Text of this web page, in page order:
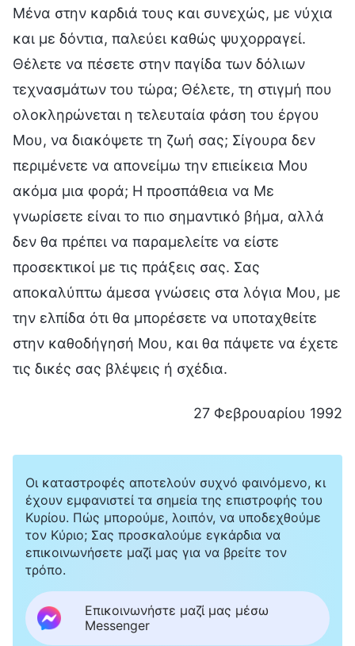
Μένα στην καρδιά τους και συνεχώς, με νύχια
και με δόντια, παλεύει καθώς ψυχορραγεί.
Θέλετε να πέσετε στην παγίδα των δόλιων
τεχνασμάτων του τώρα; Θέλετε, τη στιγμή που
ολοκληρώνεται η τελευταία φάση του έργου
Μου, να διακόψετε τη ζωή σας; Σίγουρα δεν
περιμένετε να απονείμω την επιείκεια Μου
ακόμα μια φορά; Η προσπάθεια να Με
γνωρίσετε είναι το πιο σημαντικό βήμα, αλλά
δεν θα πρέπει να παραμελείτε να είστε
προσεκτικοί με τις πράξεις σας. Σας
αποκαλύπτω άμεσα γνώσεις στα λόγια Μου, με
την ελπίδα ότι θα μπορέσετε να υποταχθείτε
στην καθοδήγησή Μου, και θα πάψετε να έχετε
τις δικές σας βλέψεις ή σχέδια.
27 Φεβρουαρίου 1992
Οι καταστροφές αποτελούν συχνό φαινόμενο, κι
έχουν εμφανιστεί τα σημεία της επιστροφής του
Κυρίου. Πώς μπορούμε, λοιπόν, να υποδεχθούμε
τον Κύριο; Σας προσκαλούμε εγκάρδια να
επικοινωνήσετε μαζί μας για να βρείτε τον
τρόπο.
Επικοινωνήστε μαζί μας μέσω
Messenger